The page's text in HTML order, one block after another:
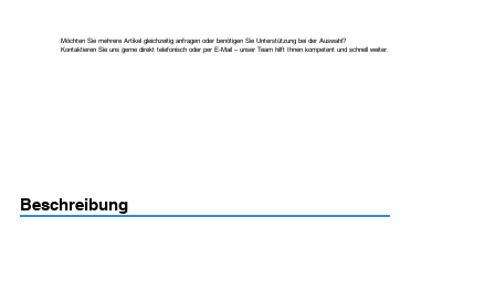
Möchten Sie mehrere Artikel gleichzeitig anfragen oder benötigen Sie Unterstützung bei der Auswahl?
Kontaktieren Sie uns gerne direkt telefonisch oder per E-Mail – unser Team hilft Ihnen kompetent und schnell weiter.
Beschreibung